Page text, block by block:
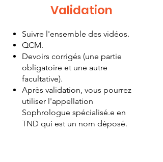
Validation
Suivre l'ensemble des vidéos.
QCM.
Devoirs corrigés (une partie
obligatoire et une autre
facultative).
Après validation, vous pourrez
utiliser l'appellation
Sophrologue spécialisé.e en
TND qui est un nom déposé.